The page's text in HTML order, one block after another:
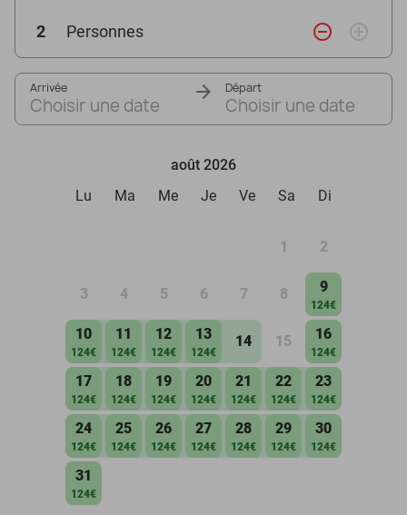
2 Personnes remove_circle_outline add_circle_outline
Arrivée
Choisir une date
Départ
Choisir une date
août 2026
Lu
Ma Me Je Ve Sa Di
1 2
3 4 5 6 7 8 9
124€
10
124€
11
124€
12
124€
13
124€
14 15 16
124€
17
124€
18
124€
19
124€
20
124€
21
124€
22
124€
23
124€
24
124€
25
124€
26
124€
27
124€
28
124€
29
124€
30
124€
31
124€